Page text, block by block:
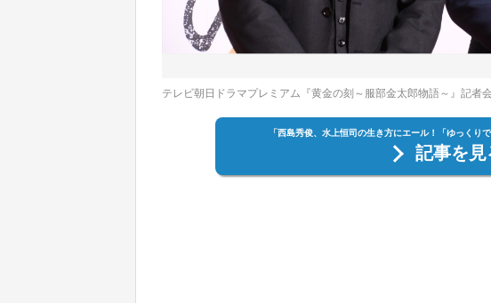
テレビ朝日ドラマプレミアム『黄金の刻～服部金太郎物語～』記
「西島秀俊、水上恒司の生き方にエール！「ゆっくり
記事を見